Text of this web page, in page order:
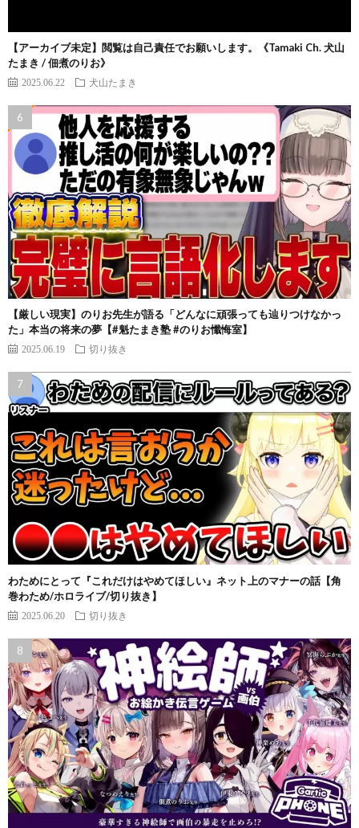
【アーカイブ未定】閲覧は自己責任でお願いします。《Tamaki Ch. 犬山
たまき / 佃煮のりお》
2025.06.22 犬山たまき
【厳しい現実】のりお先生が語る「どんなに頑張っても辿りつけなかっ
た」本当の将来の夢【#魁たまき塾 #のりお懺悔室】
2025.06.19 切り抜き
わためにとって『これだけはやめてほしい』ネット上のマナーの話【角
巻わため/ホロライブ/切り抜き】
2025.06.20 切り抜き